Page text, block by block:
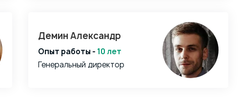
Демин Александр
Опыт работы - 10 лет
Генеральный директор